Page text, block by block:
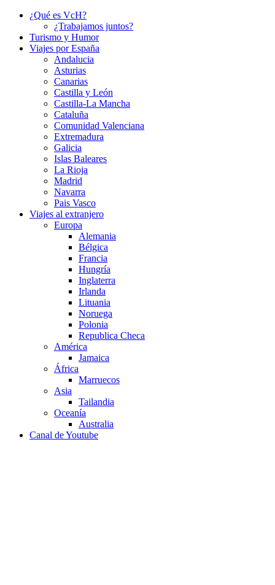
¿Qué es VcH?
¿Trabajamos juntos?
Turismo y Humor
Viajes por España
Andalucia
Asturias
Canarias
Castilla y León
Castilla-La Mancha
Cataluña
Comunidad Valenciana
Extremadura
Galicia
Islas Baleares
La Rioja
Madrid
Navarra
Pais Vasco
Viajes al extranjero
Europa
Alemania
Bélgica
Francia
Hungría
Inglaterra
Irlanda
Lituania
Noruega
Polonia
Republica Checa
América
Jamaica
África
Marruecos
Asia
Tailandia
Oceanía
Australia
Canal de Youtube